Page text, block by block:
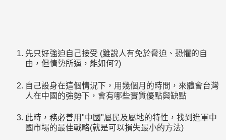
先只好強迫自己接受 (雖說人有免於脅迫、恐懼的自
由，但情勢所逼，能如何?)
自己設身在這個情況下，用幾個月的時間，來體會台灣
人在中國的強勢下，會有哪些實質優點與缺點
此時，務必善用"中國"屬民及屬地的特性，找到進軍中
國市場的最佳戰略(就是可以損失最小的方法)